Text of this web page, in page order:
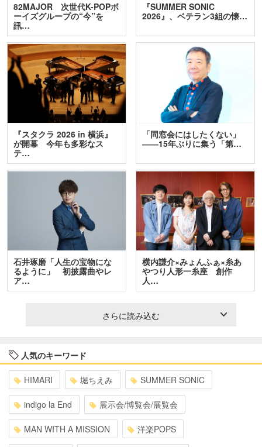
82MAJOR 次世代K-POPボ
ーイズグループの“今”を
訊…
『SUMMER SONIC
2026』、ベテラン3組の懐…
『スタクラ 2026 in 横浜』
が開幕 今年も多彩なス
テ…
「同窓会にはしたくない」
――15年ぶりに集う「第…
石井琢磨「人生の宝物にな
るように」 初披露曲やレ
ア…
横内謙介×みょんふぁ×糸あ
やつり人形一糸座 創作
人…
さらに読み込む
人気のキーワード
HIMARI 堀ちえみ SUMMER SONIC
indigo la End 展示会/博覧会/展覧会
MAN WITH A MISSION 洋楽POPS